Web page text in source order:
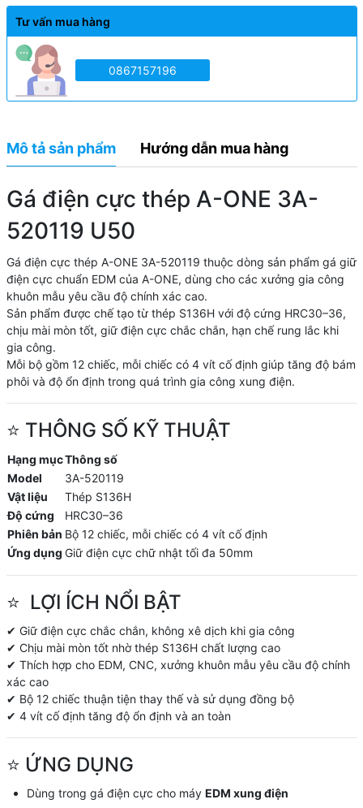
Tư vấn mua hàng
0867157196
Mô tả sản phẩm Hướng dẫn mua hàng
Gá điện cực thép A-ONE 3A-
520119 U50
Gá điện cực thép A-ONE 3A-520119 thuộc dòng sản phẩm gá giữ
điện cực chuẩn EDM của A-ONE, dùng cho các xưởng gia công
khuôn mẫu yêu cầu độ chính xác cao.
Sản phẩm được chế tạo từ thép S136H với độ cứng HRC30–36,
chịu mài mòn tốt, giữ điện cực chắc chắn, hạn chế rung lắc khi
gia công.
Mỗi bộ gồm 12 chiếc, mỗi chiếc có 4 vít cố định giúp tăng độ bám
phôi và độ ổn định trong quá trình gia công xung điện.
⭐ THÔNG SỐ KỸ THUẬT
Hạng mụcThông số
Model
3A-520119
Vật liệu
Thép S136H
Độ cứng
HRC30–36
Phiên bản Bộ 12 chiếc, mỗi chiếc có 4 vít cố định
Ứng dụng Giữ điện cực chữ nhật tối đa 50mm
⭐ LỢI ÍCH NỔI BẬT
✔ Giữ điện cực chắc chắn, không xê dịch khi gia công
✔ Chịu mài mòn tốt nhờ thép S136H chất lượng cao
✔ Thích hợp cho EDM, CNC, xưởng khuôn mẫu yêu cầu độ chính
xác cao
✔ Bộ 12 chiếc thuận tiện thay thế và sử dụng đồng bộ
✔ 4 vít cố định tăng độ ổn định và an toàn
⭐ ỨNG DỤNG
Dùng trong gá điện cực cho máy EDM xung điện